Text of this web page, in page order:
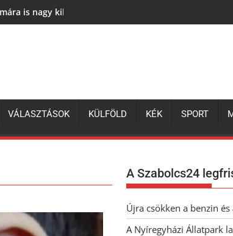
is nagy kihívás az elhúzódó, intenzív hőhullám,
VÁLASZTÁSOK KÜLFÖLD KÉK SPORT
A Szabolcs24
Újra csökken a benzin
A Nyíregyházi Állatpark